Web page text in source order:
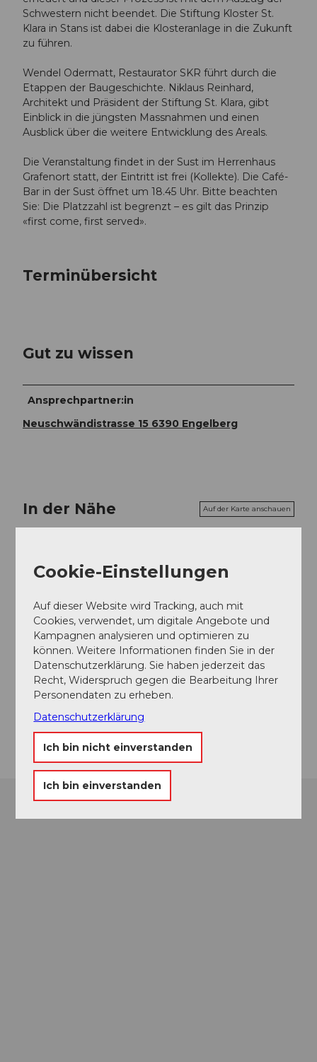
Schwestern nicht beendet. Die Stiftung Kloster St.
Klara in Stans ist dabei die Klosteranlage in die Zukunft
zu führen.
Wendel Odermatt, Restaurator SKR führt durch die
Etappen der Baugeschichte. Niklaus Reinhard,
Architekt und Präsident der Stiftung St. Klara, gibt
Einblick in die jüngsten Massnahmen und einen
Ausblick über die weitere Entwicklung des Areals.
Die Veranstaltung findet in der Sust im Herrenhaus
Grafenort statt, der Eintritt ist frei (Kollekte). Die Café-
Bar in der Sust öffnet um 18.45 Uhr. Bitte beachten
Sie: Die Platzzahl ist begrenzt – es gilt das Prinzip
«first come, first served».
Terminübersicht
Gut zu wissen
Ansprechpartner:in
Neuschwändistrasse 15 6390 Engelberg
In der Nähe Auf der Karte anschauen
Veranstaltungsort
Herrenhaus Grafenort
Herrenhaus
6388Obermatt bei Engelberg
Website
Anreise
Cookie-Einstellungen
Auf dieser Website wird Tracking, auch mit
Cookies, verwendet, um digitale Angebote und
Kampagnen analysieren und optimieren zu
können. Weitere Informationen finden Sie in der
Datenschutzerklärung. Sie haben jederzeit das
Recht, Widerspruch gegen die Bearbeitung Ihrer
Personendaten zu erheben.
Datenschutzerklärung
Ich bin nicht einverstanden
Ich bin einverstanden